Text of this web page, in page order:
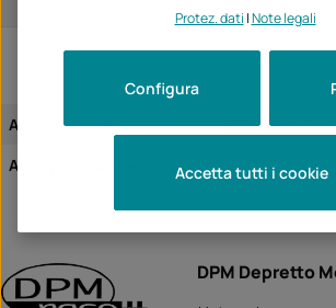
Approvazione:
DPM
Assegnazione dell'articolo:
specifico per il
DPM Depretto
Protez. dati |Note legali
Configura
Accetta tutti i cookie